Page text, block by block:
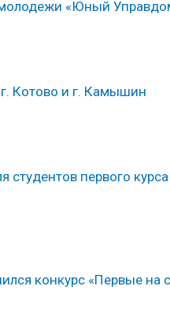
«Юный
Котово и г. Камышин
студентов первого
конкурс «Первые на